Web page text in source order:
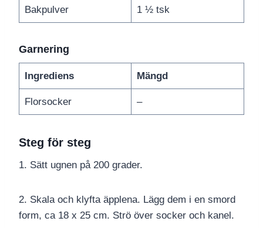
Bakpulver 1 ½ tsk
Garnering
Ingrediens Mängd
Florsocker –
Steg för steg
1. Sätt ugnen på 200 grader.
2. Skala och klyfta äpplena. Lägg dem i en smord
form, ca 18 x 25 cm. Strö över socker och kanel.